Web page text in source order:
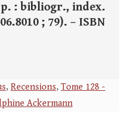
p. : bibliogr., index.
; 79). – ISBN
, Recensions, Tome 128 -
Ackermann